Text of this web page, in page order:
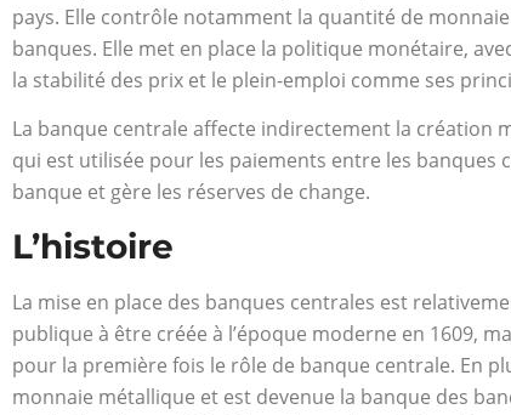
pays. Elle contrôle notamment la quantité de
banques. Elle met en place la politique monétaire,
la stabilité des prix et le plein-emploi comme ses
La banque centrale affecte indirectement la création
qui est utilisée pour les paiements entre les banques
banque et gère les réserves de change.
L’histoire
La mise en place des banques centrales est
publique à être créée à l’époque moderne en 1609,
pour la première fois le rôle de banque centrale. En
monnaie métallique et est devenue la banque des